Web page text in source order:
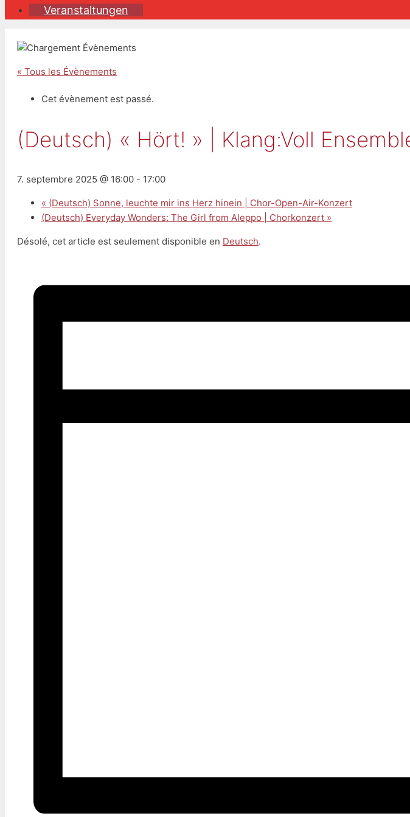
Veranstaltungen
« Tous les Évènements
Cet évènement est passé.
(Deutsch) « Hört! » | Klang:Voll
7. septembre 2025 @ 16:00 - 17:00
« (Deutsch) Sonne, leuchte mir ins Herz hinein | Chor-Open-Air-Konzert
(Deutsch) Everyday Wonders: The Girl from Aleppo | Chorkonzert »
Désolé, cet article est seulement disponible en Deutsch.